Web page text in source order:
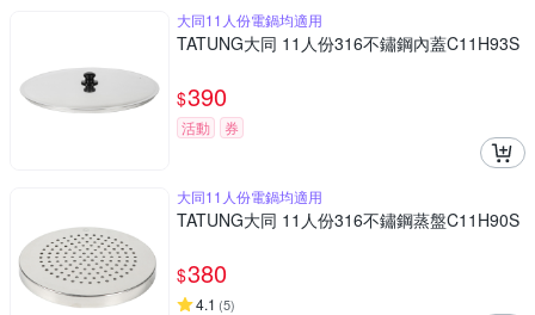
大同11人份電鍋均適用
TATUNG大同 11人份316不鏽鋼內蓋C11H93S
$390
活動 券
大同11人份電鍋均適用
TATUNG大同 11人份316不鏽鋼蒸盤C11H90S
$380
4.1 (5)